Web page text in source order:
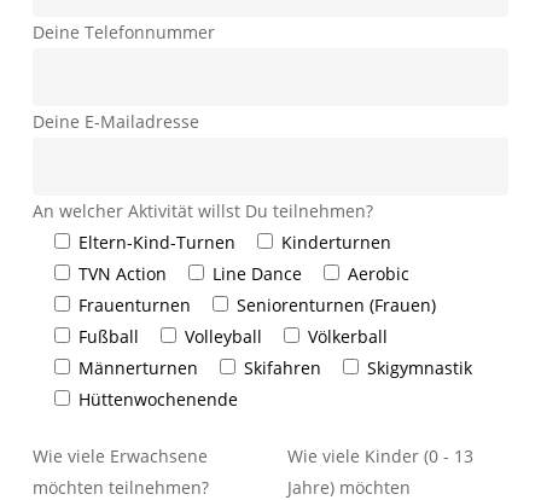
Deine Telefonnummer
Deine E-Mailadresse
An welcher Aktivität willst Du teilnehmen?
Eltern-Kind-Turnen
Kinderturnen
TVN Action
Line Dance
Aerobic
Frauenturnen
Seniorenturnen (Frauen)
Fußball
Volleyball
Völkerball
Männerturnen
Skifahren
Skigymnastik
Hüttenwochenende
Wie viele Erwachsene
möchten teilnehmen?
Wie viele Kinder (0 - 13
Jahre) möchten